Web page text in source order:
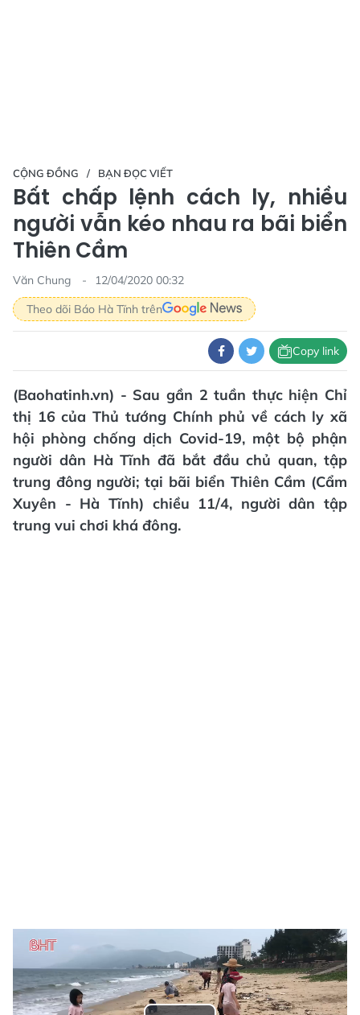
CỘNG ĐỒNG BẠN ĐỌC VIẾT
Bất chấp lệnh cách ly, nhiều
người vẫn kéo nhau ra bãi biển
Thiên Cầm
Văn Chung
12/04/2020 00:32
Theo dõi Báo Hà Tĩnh trên
Copy link
(Baohatinh.vn) - Sau gần 2 tuần thực hiện Chỉ
thị 16 của Thủ tướng Chính phủ về cách ly xã
hội phòng chống dịch Covid-19, một bộ phận
người dân Hà Tĩnh đã bắt đầu chủ quan, tập
trung đông người; tại bãi biển Thiên Cầm (Cẩm
Xuyên - Hà Tĩnh) chiều 11/4, người dân tập
trung vui chơi khá đông.